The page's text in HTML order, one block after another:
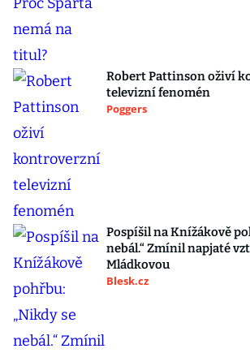
Robert Pattinson oživí
televizní fenomén
Poggers
Pospíšil na Knížákově
nebál.“ Zmínil napjaté
Mládkovou
Blesk.cz